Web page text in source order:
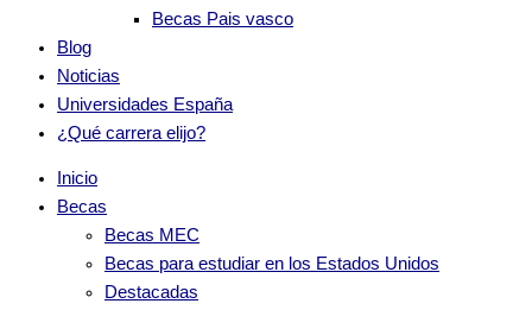
Becas Pais vasco
Blog
Noticias
Universidades España
¿Qué carrera elijo?
Inicio
Becas
Becas MEC
Becas para estudiar en los Estados Unidos
Destacadas